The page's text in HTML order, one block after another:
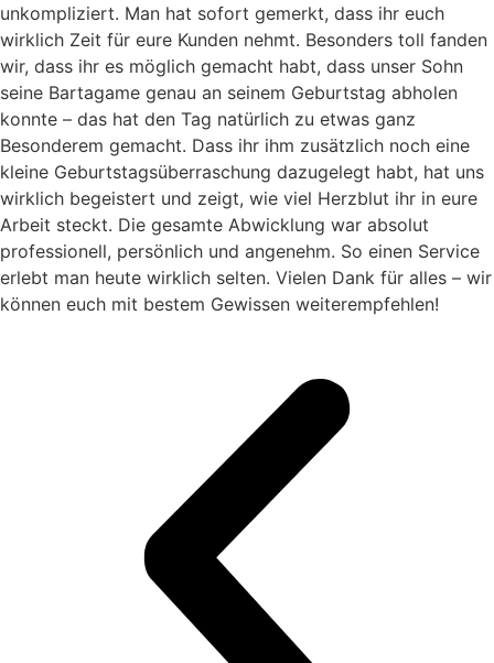
unkompliziert. Man hat sofort gemerkt, dass ihr euch
wirklich Zeit für eure Kunden nehmt. Besonders toll fanden
wir, dass ihr es möglich gemacht habt, dass unser Sohn
seine Bartagame genau an seinem Geburtstag abholen
konnte – das hat den Tag natürlich zu etwas ganz
Besonderem gemacht. Dass ihr ihm zusätzlich noch eine
kleine Geburtstagsüberraschung dazugelegt habt, hat uns
wirklich begeistert und zeigt, wie viel Herzblut ihr in eure
Arbeit steckt. Die gesamte Abwicklung war absolut
professionell, persönlich und angenehm. So einen Service
erlebt man heute wirklich selten. Vielen Dank für alles – wir
können euch mit bestem Gewissen weiterempfehlen!